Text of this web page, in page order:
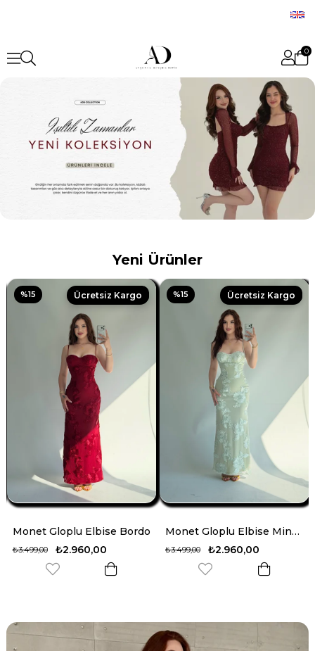
0
Yeni Ürünler
Ücretsiz Kargo
Monet Gloplu Elbise Mint Yeşili
₺2.960,00
₺3.499,00
%15 Ücretsiz Kargo
Monet Gloplu Elbise Sarı
₺2.960,00
₺3.499,00
%15